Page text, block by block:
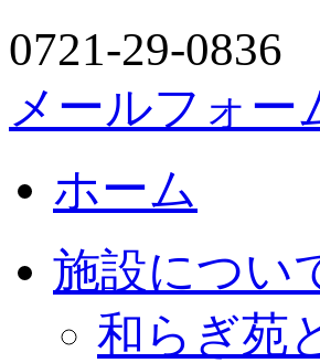
0721-29-0836
メールフォー
ホーム
施設につい
和らぎ苑